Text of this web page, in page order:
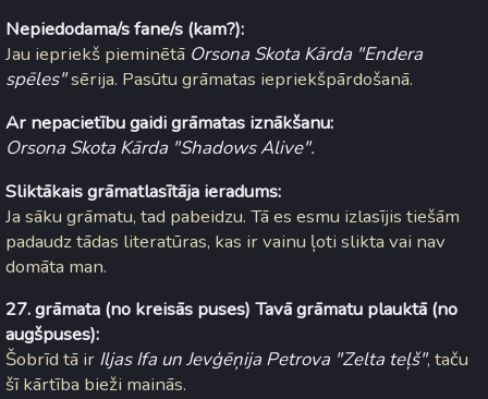
Nepiedodama/s fane/s (kam?):
Jau iepriekš pieminētā Orsona Skota Kārda "Endera
spēles"sērija. Pasūtu grāmatas iepriekšpārdošanā.
Ar nepacietību gaidi grāmatas iznākšanu:
Orsona Skota Kārda "Shadows Alive".
Sliktākais grāmatlasītāja ieradums:
Ja sāku grāmatu, tad pabeidzu. Tā es esmu izlasījis tiešām
padaudz tādas literatūras, kas ir vainu ļoti slikta vai nav
domāta man.
27. grāmata (no kreisās puses) Tavā grāmatu plauktā (no
augšpuses):
Šobrīd tā ir Iljas Ifa un Jevģēņija Petrova "Zelta teļš", taču
šī kārtība bieži mainās.